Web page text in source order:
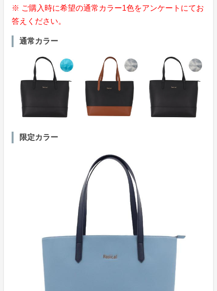
※ ご購入時に希望の通常カラー1色をアンケートにてお
答えください。
通常カラー
限定カラー